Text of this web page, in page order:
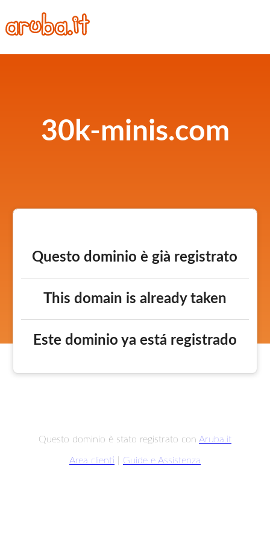
30k-minis.com
Questo dominio è già registrato
This domain is already taken
Este dominio ya está registrado
Questo dominio è stato registrato con Aruba.it
Area clienti Guide e Assistenza